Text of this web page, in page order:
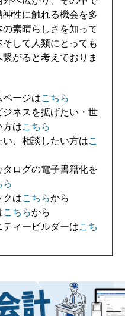
神性に触れる機会を多
の素晴らしさを知って
して人類にとっても
がると考えておりま
ページはこちら
ジネスを拡げたい・世
方はこちら
い、相談したい方はこ
タログの電子書籍化を
ら
クはこちらから
こちらから
ティービルダーはこち